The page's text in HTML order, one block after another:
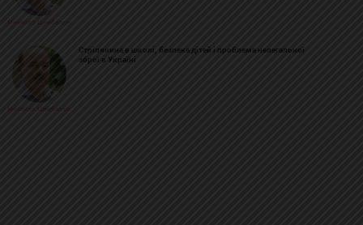
Михайло Цимбалюк
Михайло Цимбалюк
Стрілянина в школі, безпека дітей і проблема нелегальної
зброї в Україні